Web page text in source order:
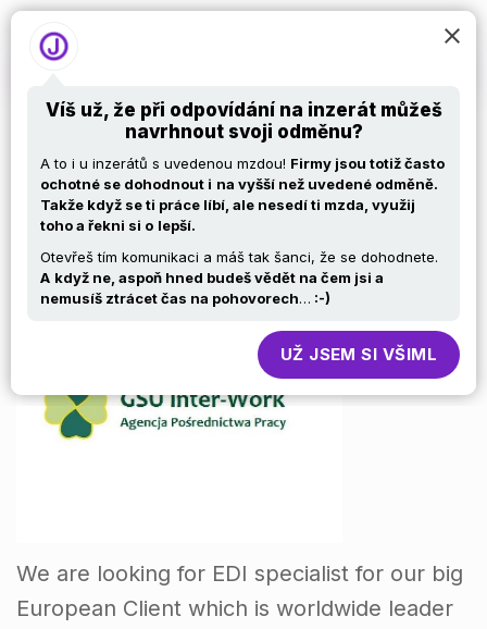
EDI (Seeburger)
Developer
We are looking for EDI specialist for our big
European Client which is worldwide leader
Víš už, že při odpovídání na inzerát můžeš
navrhnout svoji odměnu?
A to i u inzerátů s uvedenou mzdou! Firmy jsou totiž často
ochotné se dohodnout i na vyšší než uvedené odměně.
Takže když se ti práce líbí, ale nesedí ti mzda, využij
toho a řekni si o lepší.
Otevřeš tím komunikaci a máš tak šanci, že se dohodnete.
A když ne, aspoň hned budeš vědět na čem jsi a
nemusíš ztrácet čas na pohovorech… :-)
UŽ JSEM SI VŠIML